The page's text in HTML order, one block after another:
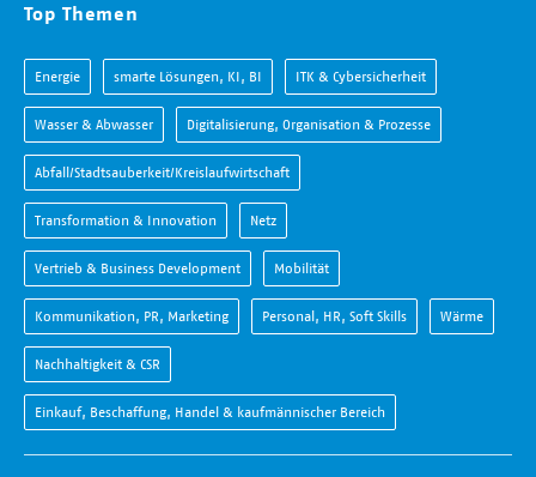
Top Themen
Energie smarte Lösungen, KI, BI ITK & Cybersicherheit
Wasser & Abwasser Digitalisierung, Organisation & Prozesse
Abfall/Stadtsauberkeit/Kreislaufwirtschaft
Transformation & Innovation Netz
Vertrieb & Business Development Mobilität
Kommunikation, PR, Marketing Personal, HR, Soft Skills Wärme
Nachhaltigkeit & CSR
Einkauf, Beschaffung, Handel & kaufmännischer Bereich